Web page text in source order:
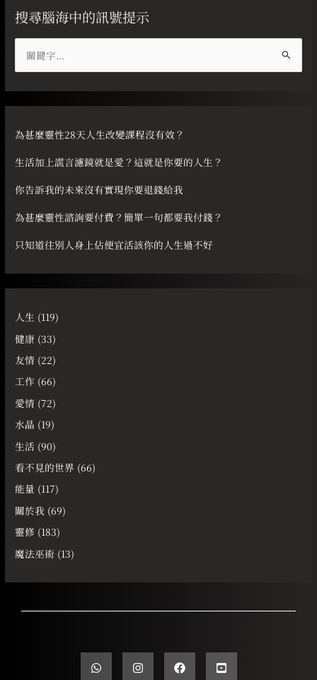
搜尋腦海中的訊號提示
尋
關
字
為甚麼靈性28天人生改變課程沒有效？
生活加上謊言濾鏡就是愛？這就是你要的人生？
你告訴我的未來沒有實現你要退錢給我
為甚麼靈性諮詢要付費？簡單一句都要我付錢？
只知道往別人身上佔便宜活該你的人生過不好
人生 (119)
健康 (33)
友情 (22)
工作 (66)
愛情 (72)
水晶 (19)
生活 (90)
看不見的世界 (66)
能量 (117)
關於我 (69)
靈修 (183)
魔法巫術 (13)